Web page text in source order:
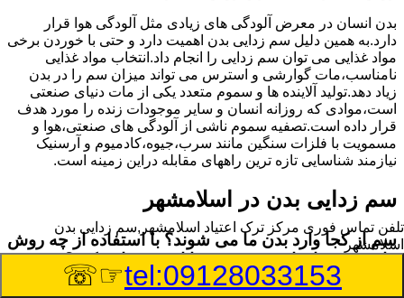
بدن انسان در معرض آلودگی های زیادی مثل آلودگی هوا قرار
دارد.به همین دلیل سم زدایی بدن اهمیت دارد و حتی با خوردن برخی
مواد غذایی می توان سم زدایی را انجام داد.انتخاب مواد غذایی
نامناسب،مات گوارشی و استرس می تواند میزان سم را در بدن
زیاد دهد.تولید آلاینده ها و سموم متعدد یکی از مات دنیای صنعتی
است،موادی که روزانه انسان و سایر موجودات زنده را مورد هدف
قرار داده است.تصفیه سموم ناشی از آلودگی های صنعتی،هوا و
مسمویت با فلزات سنگین مانند سرب،جیوه،کادمیوم و آرسنیک
نیازمند شناسایی تازه ترین راههای مقابله دراین زمینه است.
سم زدایی بدن در اسلامشهر
سم از کجا وارد بدن ما می شوند؟ با استفاده از چه روش
هایی می توان این سم مضر را از بدن خارج کرد؟
تلفن تماس فوری مرکز ترک اعتیاد اسلامشهر,سم زدایی بدن
اسلامشهر
tel:09128033153
☞☏